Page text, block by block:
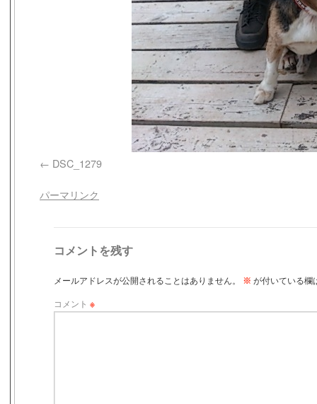
DSC_1279
パーマリンク
コメントを残す
メールアドレスが公開されることはありません。 ※ が付いている欄
コメント ※